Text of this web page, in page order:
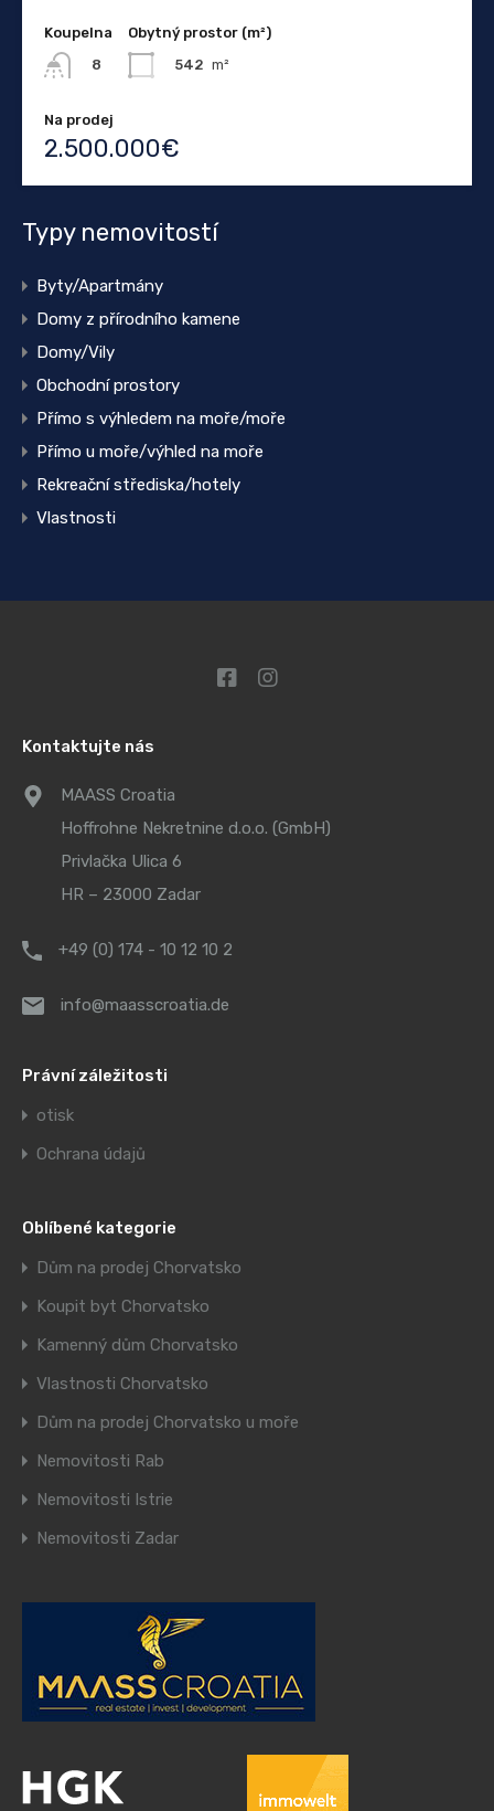
Koupelna
8
Obytný prostor (m²)
542 m²
Na prodej
2.500.000€
Typy nemovitostí
Byty/Apartmány
Domy z přírodního kamene
Domy/Vily
Obchodní prostory
Přímo s výhledem na moře/moře
Přímo u moře/výhled na moře
Rekreační střediska/hotely
Vlastnosti
Kontaktujte nás
MAASS Croatia
Hoffrohne Nekretnine d.o.o. (GmbH)
Privlačka Ulica 6
HR – 23000 Zadar
+49 (0) 174 - 10 12 10 2
info@maasscroatia.de
Právní záležitosti
otisk
Ochrana údajů
Oblíbené kategorie
Dům na prodej Chorvatsko
Koupit byt Chorvatsko
Kamenný dům Chorvatsko
Vlastnosti Chorvatsko
Dům na prodej Chorvatsko u moře
Nemovitosti Rab
Nemovitosti Istrie
Nemovitosti Zadar